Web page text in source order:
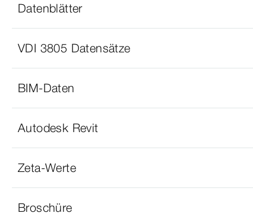
Datenblätter
VDI 3805 Datensätze
BIM-Daten
Autodesk Revit
Zeta-Werte
Broschüre